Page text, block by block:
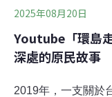
2025年08月20日
Youtube「環島
深處的原民故事
2019年，一支關於